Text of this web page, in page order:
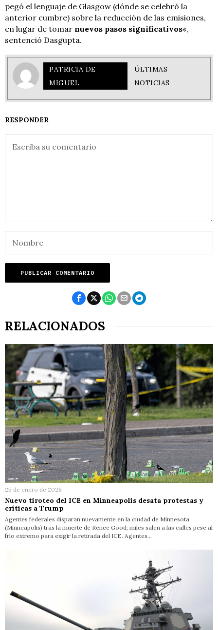
pegó el lenguaje de Glasgow (dónde se celebró la
anterior cumbre) sobre la reducción de las emisiones,
en lugar de tomar nuevos pasos significativos«,
sentenció Dasgupta.
PATRICIA DE
MIGUEL
ÚLTIMAS
NOTICIAS
RESPONDER
RELACIONADOS
25 de enero de 2026
Nuevo tiroteo del ICE en Minneapolis desata protestas y
críticas a Trump
Agentes federales disparan nuevamente en la ciudad de Minnesota
(Minneapolis) tras la muerte de Renee Good; miles salen a las calles pese al
frío extremo para exigir la retirada del ICE. Agentes…